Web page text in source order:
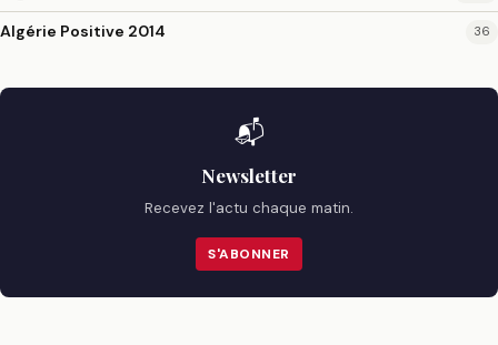
Algérie Positive 2014 36
📬
Newsletter
Recevez l'actu chaque matin.
S'ABONNER